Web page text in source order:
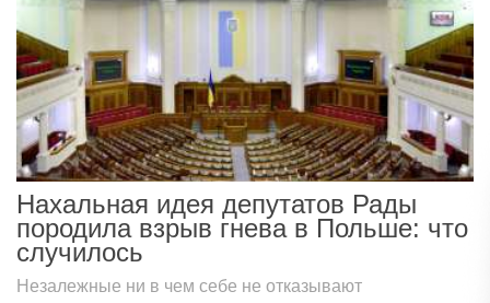
Нахальная идея депутатов Рады
породила взрыв гнева в Польше: что
случилось
Незалежные ни в чем себе не отказывают